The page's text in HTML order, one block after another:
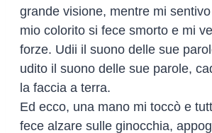
grande visione, mentre mi
mio colorito si fece smorto e mi
forze. Udii il suono delle sue
udito il suono delle sue parole,
la faccia a terra.
Ed ecco, una mano mi toccò e
fece alzare sulle ginocchia,